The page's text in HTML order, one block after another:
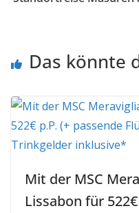
Das könnte
Mit der MSC
Lissabon für